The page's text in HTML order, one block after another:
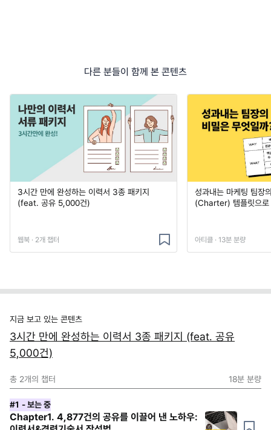
다른 분들이 함께 본 콘텐츠
3시간 만에 완성하는 이력서 3종 패키지
(feat. 공유 5,000건)
웹북 · 2개 챕터
성과내는 마케팅 팀장
(Charter) 템플릿으로
아티클 · 13분 분량
지금 보고 있는 콘텐츠
3시간 만에 완성하는 이력서 3종 패키지 (feat. 공유
5,000건)
총 2개의 챕터 18분 분량
#1 - 보는 중
Chapter1. 4,877건의 공유를 이끌어 낸 노하우: